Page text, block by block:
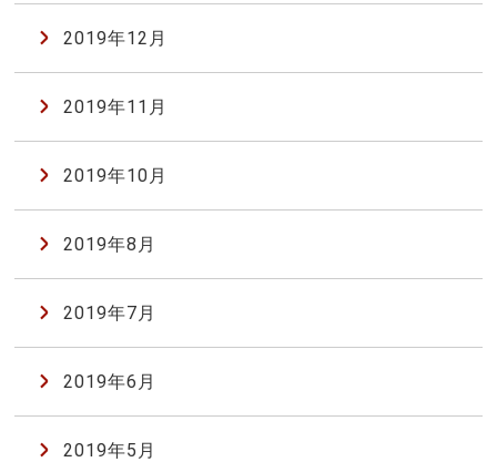
2019年12月
2019年11月
2019年10月
2019年8月
2019年7月
2019年6月
2019年5月